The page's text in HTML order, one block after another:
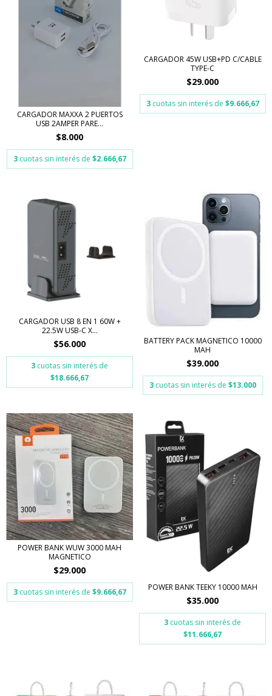
CARGADOR MAXXA 2 PUERTOS
USB 2AMPER PARE...
$8.000
3 cuotas sin interés de $2.666,67
CARGADOR 45W USB+PD C/CABLE
TYPE-C
$29.000
3 cuotas sin interés de $9.666,67
CARGADOR USB 8 EN 1 60W +
22.5W USB-C X...
$56.000
3 cuotas sin interés de
$18.666,67
BATTERY PACK MAGNETICO 10000
MAH
$39.000
3 cuotas sin interés de $13.000
POWER BANK WUW 3000 MAH
MAGNETICO
$29.000
3 cuotas sin interés de $9.666,67 POWER BANK TEEKY 10000 MAH
$35.000
3 cuotas sin interés de
$11.666,67